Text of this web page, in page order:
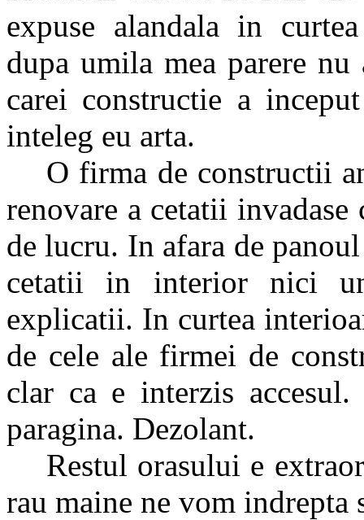
expuse alandala in
dupa umila mea parere
carei constructie a
inteleg eu arta.
O firma de constructii
renovare a cetatii
de lucru. In afara de
cetatii in interior nici
explicatii. In curtea
de cele ale firmei de
clar ca e interzis
paragina. Dezolant.
Restul orasului e
rau maine ne vom